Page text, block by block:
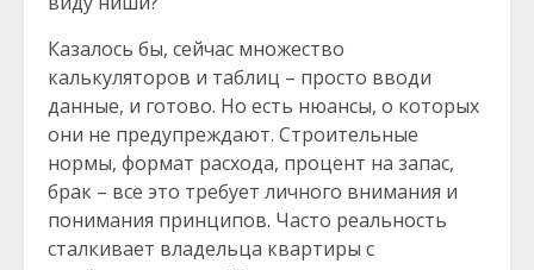
Казалось бы, сейчас множество
калькуляторов и таблиц – просто вводи
данные, и готово. Но есть нюансы, о которых
они не предупреждают. Строительные
нормы, формат расхода, процент на запас,
брак – все это требует личного внимания и
понимания принципов. Часто реальность
сталкивает владельца квартиры с